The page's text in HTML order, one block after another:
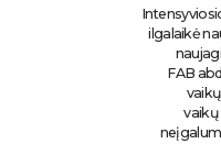
ilgalaikė
FAB